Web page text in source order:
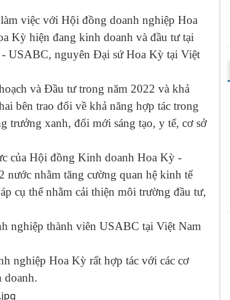
việc với Hội đồng doanh nghiệp Hoa
Kỳ hiện đang kinh doanh và đầu tư tại
USABC, nguyên Đại sứ Hoa Kỳ tại Việt
và Đầu tư trong năm 2022 và khả
bên trao đổi về khả năng hợp tác trong
trưởng xanh, đổi mới sáng tạo, y tế, cơ sở
của Hội đồng Kinh doanh Hoa Kỳ -
nhằm tăng cường quan hệ kinh tế
cụ thể nhằm cải thiện môi trường đầu tư,
nghiệp thành viên USABC tại Việt Nam
nghiệp Hoa Kỳ rất hợp tác với các cơ
doanh.